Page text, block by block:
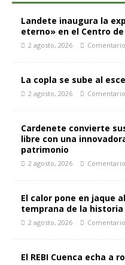
Landete inaugura la
eterno» en el Centro
2 agosto, 2026
La copla se sube al
2 agosto, 2026
Cardenete convierte
libre con una
patrimonio
2 agosto, 2026
El calor pone en jaque
temprana de la
2 agosto, 2026
El REBI Cuenca echa a